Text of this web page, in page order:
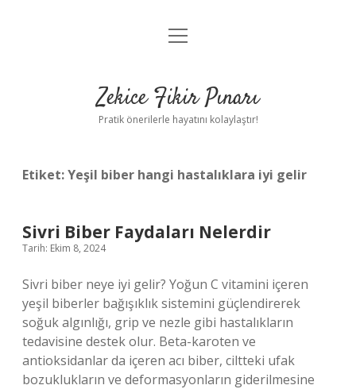
Anasayfa
Yasal Uyarı
menüyü
Zekice Fikir Pınarı
Pratik önerilerle hayatını kolaylaştır!
Etiket:Yeşil biber hangi hastalıklara iyi gelir
Sivri Biber Faydaları Nelerdir
Tarih: Ekim 8, 2024
Sivri biber neye iyi gelir? Yoğun C vitamini içeren
yeşil biberler bağışıklık sistemini güçlendirerek
soğuk algınlığı, grip ve nezle gibi hastalıkların
tedavisine destek olur. Beta-karoten ve
antioksidanlar da içeren acı biber, ciltteki ufak
bozuklukların ve deformasyonların giderilmesine